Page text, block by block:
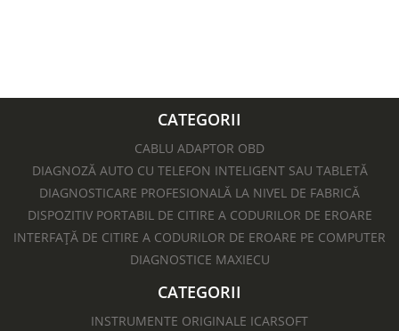
CATEGORII
CABLU ADAPTOR OBD
DIAGNOZĂ AUTO CU TELEFON INTELIGENT SAU TABLETĂ
DIAGNOSTICARE PROFESIONALĂ LA NIVEL DE FABRICĂ
DISPOZITIV PORTABIL DE CITIRE A CODURILOR DE EROARE
INTERFAȚĂ DE CITIRE A CODURILOR DE EROARE PE COMPUTER
DIAGNOSTICE MAXIECU
CATEGORII
INSTRUMENTE ORIGINALE ICARSOFT